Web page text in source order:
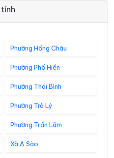
Phường Hồng Châu
Phường Phố Hiến
Phường Thái Bình
Phường Trà Lý
Phường Trần Lãm
Xã A Sào